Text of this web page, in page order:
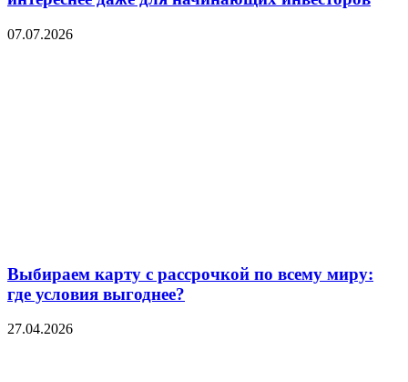
07.07.2026
Выбираем карту с рассрочкой по всему миру:
где условия выгоднее?
27.04.2026